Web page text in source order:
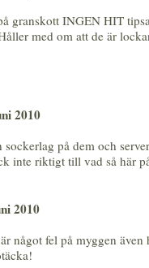
granskott INGEN HIT
med om att de är
2010
sockerlag på dem och
inte riktigt till vad så här
2010
något fel på myggen även